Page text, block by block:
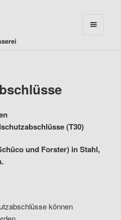
(T30)
und Forster) in Stahl,
können